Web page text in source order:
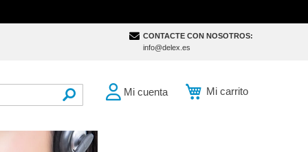
CONTACTE CON NOSOTROS:
info@delex.es
Mi carrito
Mi cuenta